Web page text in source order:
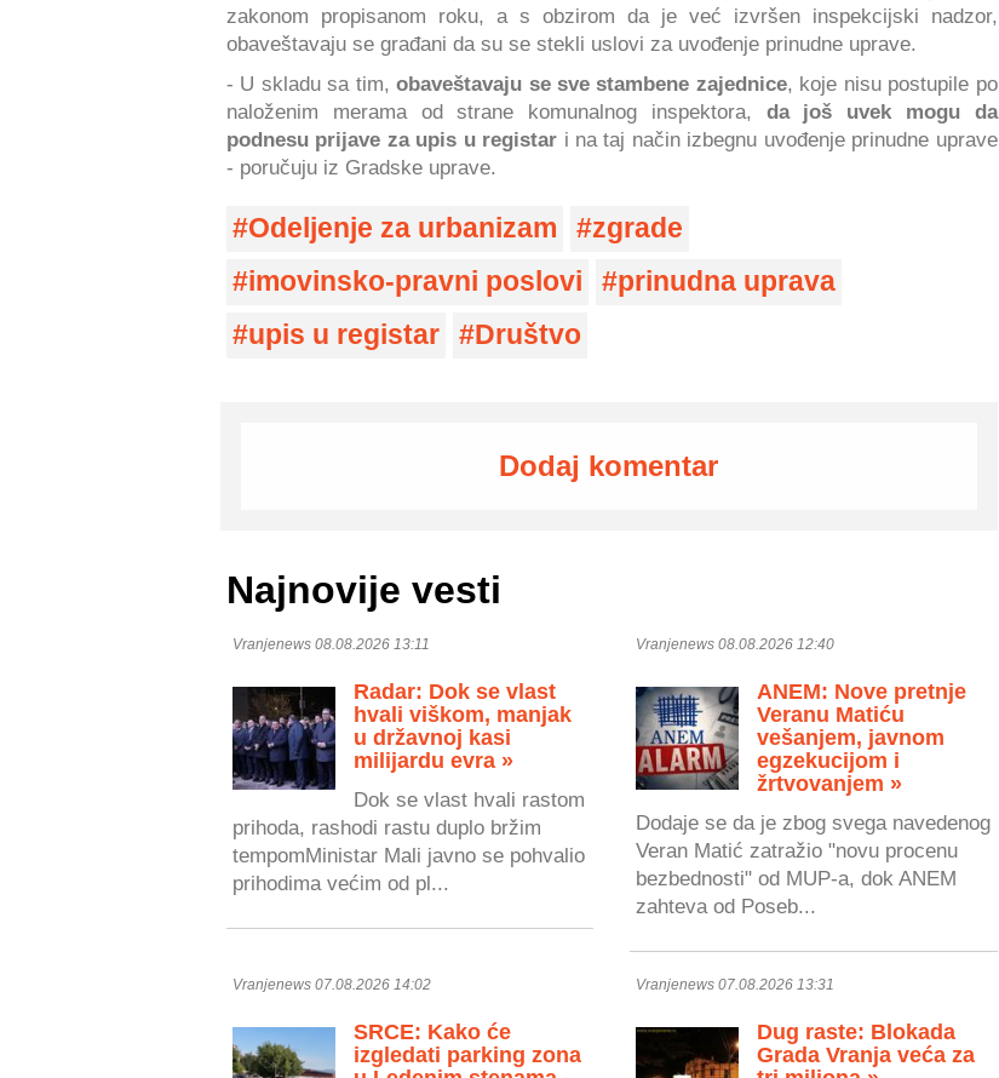
zakonom propisanom roku, a s obzirom da je već izvršen inspekcijski nadzor,
obaveštavaju se građani da su se stekli uslovi za uvođenje prinudne uprave.
- U skladu sa tim,obaveštavaju se sve stambene zajednice, koje nisu postupile po
naloženim merama od strane komunalnog inspektora, da još uvek mogu da
podnesu prijave za upis u registar i na taj način izbegnu uvođenje prinudne uprave
- poručuju iz Gradske uprave.
Odeljenje za urbanizam
zgrade
imovinsko-pravni poslovi
prinudna uprava
upis u registar
Društvo
Dodaj komentar
Najnovije vesti
Vranjenews 08.08.2026 13:11
Radar: Dok se vlast
hvali viškom, manjak
u državnoj kasi
milijardu evra »
Dok se vlast hvali rastom
prihoda, rashodi rastu duplo bržim
tempomMinistar Mali javno se pohvalio
prihodima većim od pl...
Vranjenews 08.08.2026 12:40
ANEM: Nove pretnje
Veranu Matiću
vešanjem, javnom
egzekucijom i
žrtvovanjem »
Dodaje se da je zbog svega navedenog
Veran Matić zatražio "novu procenu
bezbednosti" od MUP-a, dok ANEM
zahteva od Poseb...
Vranjenews 07.08.2026 14:02
SRCE: Kako će
izgledati parking zona
Vranjenews 07.08.2026 13:31
Dug raste: Blokada
Grada Vranja veća za